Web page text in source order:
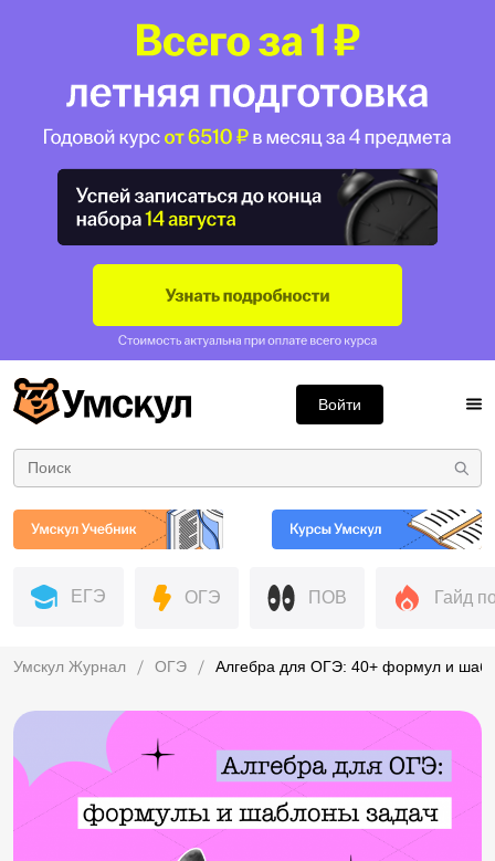
Войти
ЕГЭ ОГЭ ПОВ Гайд
Умскул Журнал ОГЭ Алгебра для ОГЭ: 40+ формул и